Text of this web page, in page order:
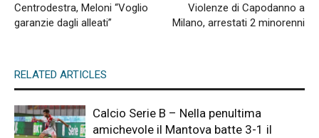
Centrodestra, Meloni “Voglio
garanzie dagli alleati”
Violenze di Capodanno a
Milano, arrestati 2 minorenni
RELATED ARTICLES
Calcio Serie B – Nella penultima
amichevole il Mantova batte 3-1 il